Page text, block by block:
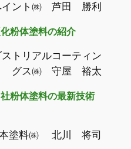
イント㈱ 芦田 勝利
粉体塗料の紹介
トリアルコーティン
グス㈱ 守屋 裕太
粉体塗料の最新技術
塗料㈱ 北川 将司